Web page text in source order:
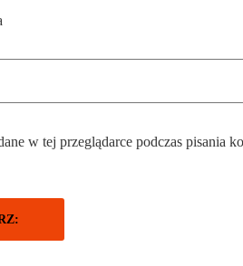
w tej przeglądarce podczas pisania